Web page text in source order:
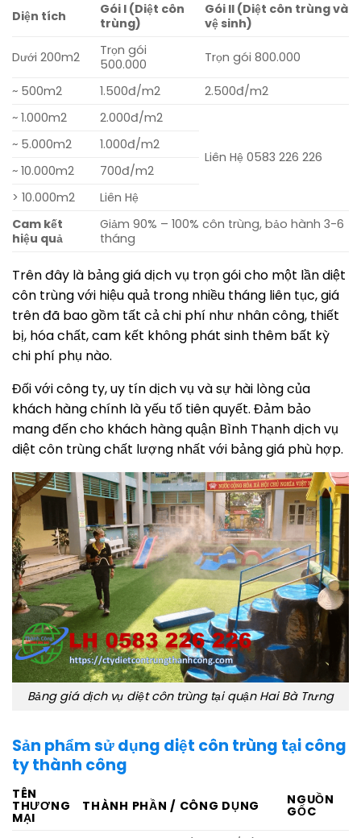
Diện tích
Gói I (Diệt côn
trùng)
Gói II (Diệt côn trùng và
vệ sinh)
Dưới 200m2
Trọn gói
500.000
Trọn gói 800.000
~ 500m2 1.500đ/m2
2.500đ/m2
~ 1.000m2
2.000đ/m2
Liên Hệ 0583 226 226
~ 5.000m2
1.000đ/m2
~ 10.000m2
700đ/m2
> 10.000m2
Liên Hệ
Cam kết
hiệu quả
Giảm 90% – 100% côn trùng, bảo hành 3-6
tháng
Trên đây là bảng giá dịch vụ trọn gói cho một lần diệt
côn trùng với hiệu quả trong nhiều tháng liên tục, giá
trên đã bao gồm tất cả chi phí như nhân công, thiết
bị, hóa chất, cam kết không phát sinh thêm bất kỳ
chi phí phụ nào.
Đối với công ty, uy tín dịch vụ và sự hài lòng của
khách hàng chính là yếu tố tiên quyết. Đảm bảo
mang đến cho khách hàng quận Bình Thạnh dịch vụ
diệt côn trùng chất lượng nhất với bảng giá phù hợp.
Bảng giá dịch vụ diệt côn trùng tại quận Hai Bà Trưng
Sản phẩm sử dụng diệt côn trùng tại công
ty thành công
TÊN
THƯƠNG
MẠI
THÀNH PHẦN / CÔNG DỤNG NGUỒN
GỐC